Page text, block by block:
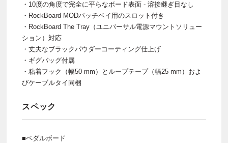
・10度の角度で完全に平らなボード表面 - 溶接継ぎ目なし
・RockBoard MODパッチベイ用のスロット付き
・RockBoard The Tray（ユニバーサル電源マウントソリュー
ション）対応
・丈夫なブラックパウダーコーティング仕上げ
・ギグバッグ付属
・粘着フック（幅50 mm）とループテープ（幅25 mm）およ
びケーブルタイ同梱
スペック
■ペダルボード